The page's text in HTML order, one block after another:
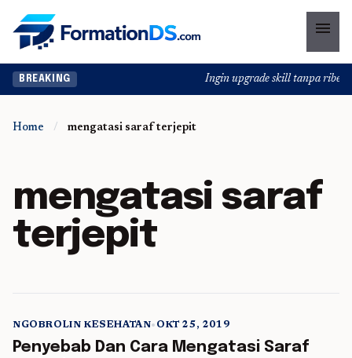
menu
BREAKING Ingin upgrade skill tanpa ribet?
Home / mengatasi saraf terjepit
mengatasi saraf
terjepit
5 min read
NGOBROLIN KESEHATAN• OKT 25, 2019
Penyebab Dan Cara Mengatasi Saraf